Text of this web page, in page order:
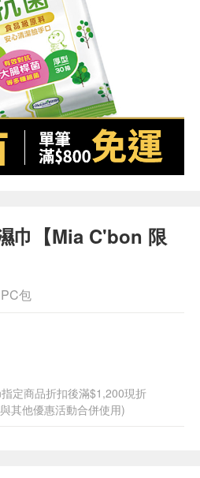
巾【Mia C'bon 限
包
定商品折扣後滿$1,200現折
其他優惠活動合併使用)